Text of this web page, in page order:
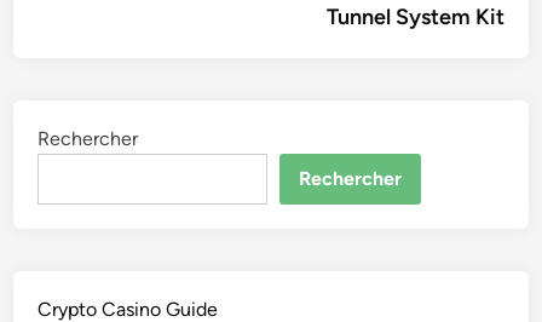
Tunnel System Kit
Rechercher
Rechercher
Crypto Casino Guide